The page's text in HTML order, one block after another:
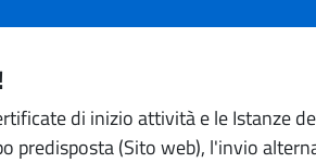
di inizio attività e le Istanze
predisposta (Sito web), l'invio